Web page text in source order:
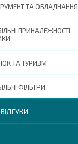
ТА ОБЛАДНАННЯ
ПРИНАЛЕЖНОСТІ,
ТА ТУРИЗМ
ФІЛЬТРИ